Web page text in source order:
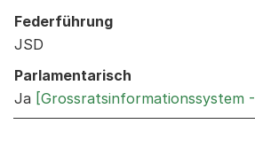
Federführung
JSD
Parlamentarisch
Ja [Grossratsinformationssystem -